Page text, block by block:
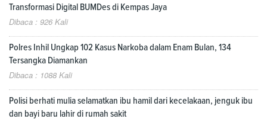
Transformasi Digital BUMDes di Kempas Jaya
Dibaca : 926 Kali
Polres Inhil Ungkap 102 Kasus Narkoba dalam Enam Bulan, 134
Tersangka Diamankan
Dibaca : 1088 Kali
Polisi berhati mulia selamatkan ibu hamil dari kecelakaan, jenguk ibu
dan bayi baru lahir di rumah sakit